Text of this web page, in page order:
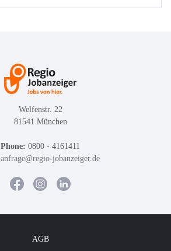
Welfenstr. 22
81541 München
Phone: 0800 - 4161411
anfrage@regio-jobanzeiger.de
AGB